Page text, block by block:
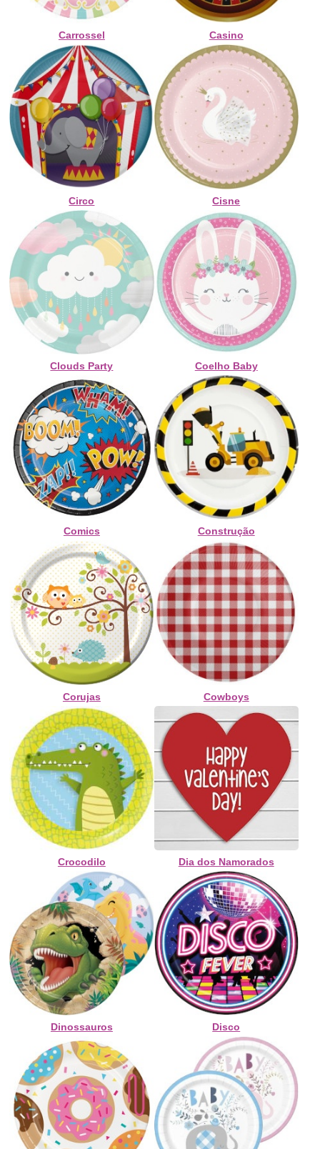
Carrossel Casino
Circo Cisne
Clouds Party Coelho Baby
Comics Construção
Corujas Cowboys
Crocodilo Dia dos Namorados
Dinossauros Disco